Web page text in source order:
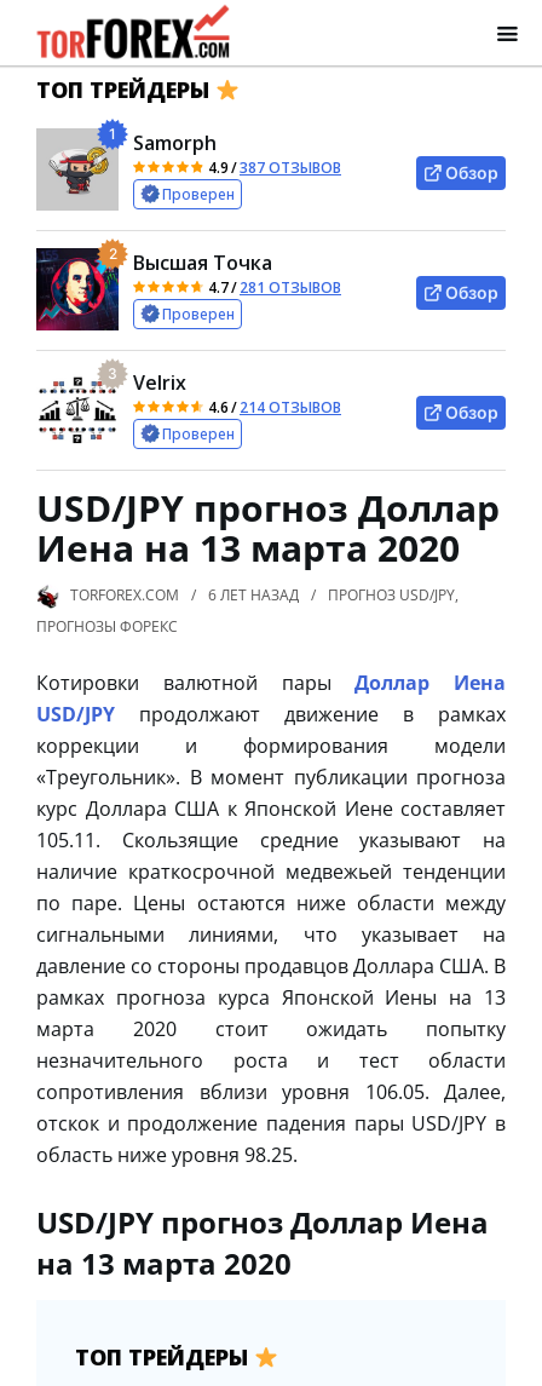
ТОП ТРЕЙДЕРЫ
1 Samorph
4.9/387 ОТЗЫВОВ
Проверен
Обзор
2 Высшая Точка
4.7/281 ОТЗЫВОВ
Проверен
Обзор
3 Velrix
4.6/214 ОТЗЫВОВ
Проверен
Обзор
USD/JPY прогноз Доллар
Иена на 13 марта 2020
TORFOREX.COM 6 ЛЕТ НАЗАД ПРОГНОЗ USD/JPY,
ПРОГНОЗЫ ФОРЕКС
Котировки валютной парыДоллар Иена
USD/JPY продолжают движение в рамках
коррекции и формирования модели
«Треугольник». В момент публикации прогноза
курс Доллара США к Японской Иене составляет
105.11. Скользящие средние указывают на
наличие краткосрочной медвежьей тенденции
по паре. Цены остаются ниже области между
сигнальными линиями, что указывает на
давление со стороны продавцов Доллара США. В
рамках прогноза курса Японской Иены на 13
марта 2020 стоит ожидать попытку
незначительного роста и тест области
сопротивления вблизи уровня 106.05. Далее,
отскок и продолжение падения пары USD/JPY в
область ниже уровня 98.25.
USD/JPY прогноз Доллар Иена
на 13 марта 2020
ТОП ТРЕЙДЕРЫ